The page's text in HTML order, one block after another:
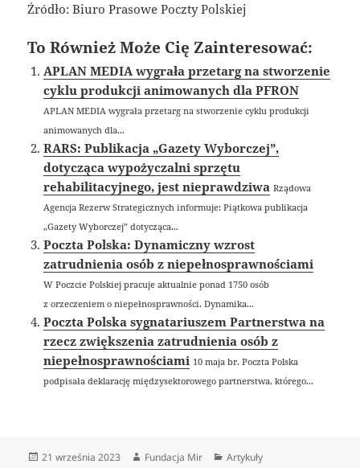
Źródło: Biuro Prasowe Poczty Polskiej
To Również Może Cię Zainteresować:
APLAN MEDIA wygrała przetarg na stworzenie
cyklu produkcji animowanych dla PFRON
APLAN MEDIA wygrała przetarg na stworzenie cyklu produkcji
animowanych dla...
RARS: Publikacja „Gazety Wyborczej”,
dotycząca wypożyczalni sprzętu
rehabilitacyjnego, jest nieprawdziwa Rządowa
Agencja Rezerw Strategicznych informuje: Piątkowa publikacja
„Gazety Wyborczej” dotycząca...
Poczta Polska: Dynamiczny wzrost
zatrudnienia osób z niepełnosprawnościami
W Poczcie Polskiej pracuje aktualnie ponad 1750 osób
z orzeczeniem o niepełnosprawności. Dynamika...
Poczta Polska sygnatariuszem Partnerstwa na
rzecz zwiększenia zatrudnienia osób z
niepełnosprawnościami 10 maja br. Poczta Polska
podpisała deklarację międzysektorowego partnerstwa, którego...
Data
21 września 2023 Autor
Fundacja Mir Kategorie
Artykuły